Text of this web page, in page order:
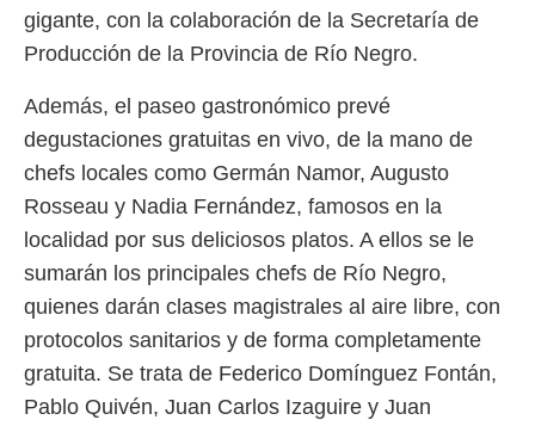
gigante, con la colaboración de la Secretaría de
Producción de la Provincia de Río Negro.
Además, el paseo gastronómico prevé
degustaciones gratuitas en vivo, de la mano de
chefs locales como Germán Namor, Augusto
Rosseau y Nadia Fernández, famosos en la
localidad por sus deliciosos platos. A ellos se le
sumarán los principales chefs de Río Negro,
quienes darán clases magistrales al aire libre, con
protocolos sanitarios y de forma completamente
gratuita. Se trata de Federico Domínguez Fontán,
Pablo Quivén, Juan Carlos Izaguire y Juan